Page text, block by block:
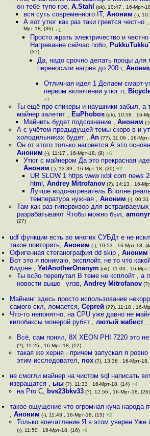
он тебе тупо гре, A.Stahl (ok), 10:47 , 16-Мрт-
вся суть современного IT, Аноним (-),
А вот утюг как раз таки греется честно ,
Мрт-18, (36) +1
Просто жрать электричество и
Нагревание сейчас побо,
(37)
Да, надо срочно делать процы для
переносили нагрев до 200 г,
Отличная идея 1 Делаем смарт-
первом включении утюг п,
+1
Ты ещё про спикеры и наушники забыл, а
майнер залетит , EuPhobos(ok), 10:58 , 16-
Майнить будет подсознание , Аноним (-
А с учётом предыдущей темы скоро в и
холодильниках будет , An(??), 11:06 , 16-Мрт-
Он от этого только нагреется А это
Аноним (-), 11:17 , 16-Мрт-18, (9) +6
Утюг с майнером Да это прекрасная
Аноним (-), 13:39 , 16-Мрт-18, (30) +2
UR SLOW 1 https www ixbt com news
html ,Andrey Mitrofanov (?), 14:13 , 16-
Лучше водонагреватель Вполне
температура нужная ,Аноним (-),
Там как раз гипервизор для встраиваемых
разрабатывают Чтобы можно был,
(27)
udf функции есть во многих СУБДт е не
такое повторить,Аноним (-), 10:53 , 16-Мрт-18,
Офигенная стеганография dd skip ,Аноним
Вот это я понимаю, эксплойт, не то что
бидоне ,YetAnotherOnanym (ok), 11:03 , 16-Мрт-
Ты всйо перепутал В теме не ксплойт , а
новости выше _уязв, Andrey Mitrofanov
Майнинг здесь просто использование
самого скл, ломается,Сергей (??), 11:18 , 16-
Что-то непонятно, на CPU уже давно не
килобаксы монерой рубят ,лютый жабист__
Всё, сам понял, 8X XEON PHI 7220 это не
(?), 11:25 , 16-Мрт-18, (12)
такая же херня - причем запускал я ровно
этим исследовател, пох(?), 13:36 , 16-Мрт-18,
не смогли майнер на чистом sql написать
извращатся , ыы (?), 11:33 , 16-Мрт-18, (14) +4
на Pro C, bvs23bkv33(?), 12:56 , 16-Мрт-18, (26)
такое ощущение что огромная куча народа
,Аноним (-), 11:43 , 16-Мрт-18, (15) +2
Только впечатление Я в этом уверен Уже
(-), 11:50 , 16-Мрт-18, (16) +6